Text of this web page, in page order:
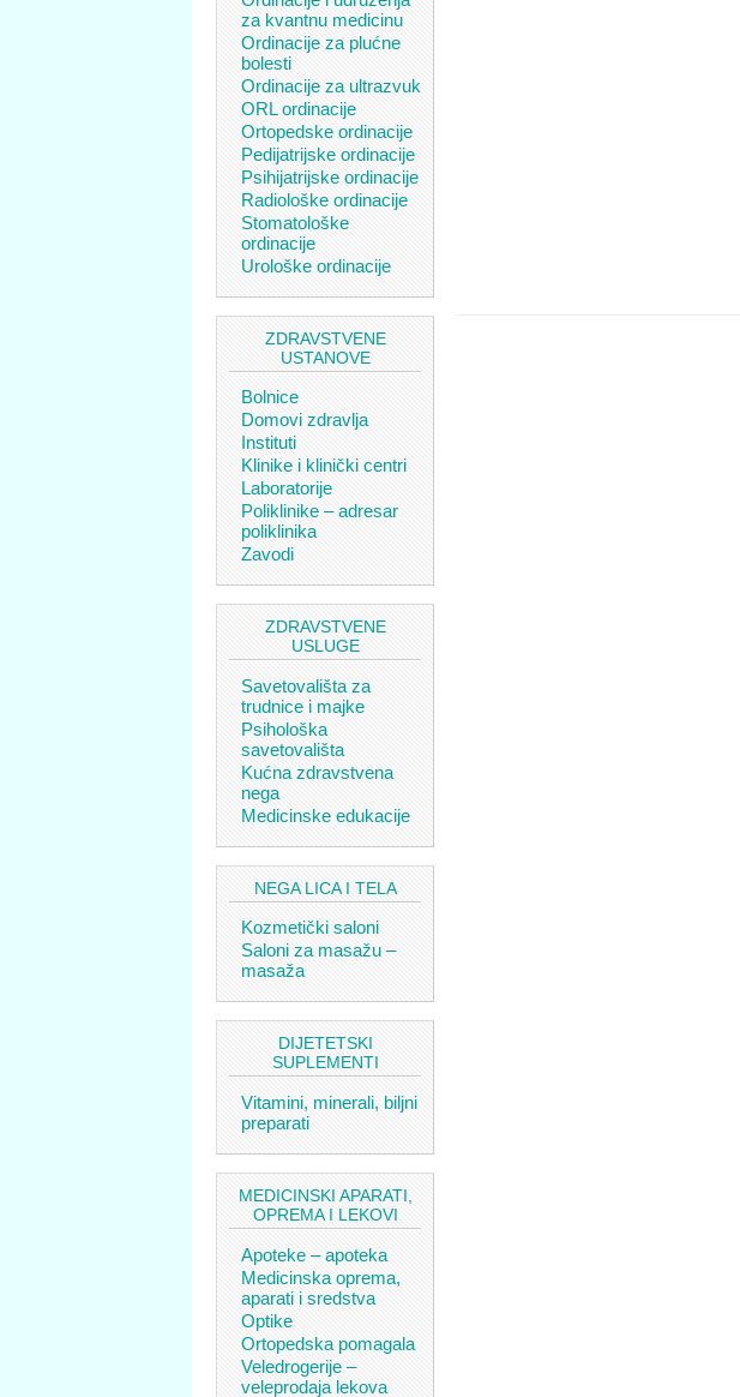
za kvantnu medicinu
Ordinacije za plućne
bolesti
Ordinacije za ultrazvuk
ORL ordinacije
Ortopedske ordinacije
Pedijatrijske ordinacije
Psihijatrijske ordinacije
Radiološke ordinacije
Stomatološke
ordinacije
Urološke ordinacije
ZDRAVSTVENE
USTANOVE
Bolnice
Domovi zdravlja
Instituti
Klinike i klinički centri
Laboratorije
Poliklinike – adresar
poliklinika
Zavodi
ZDRAVSTVENE
USLUGE
Savetovališta za
trudnice i majke
Psihološka
savetovališta
Kućna zdravstvena
nega
Medicinske edukacije
NEGA LICA I TELA
Kozmetički saloni
Saloni za masažu –
masaža
DIJETETSKI
SUPLEMENTI
Vitamini, minerali, biljni
preparati
MEDICINSKI APARATI,
OPREMA I LEKOVI
Apoteke – apoteka
Medicinska oprema,
aparati i sredstva
Optike
Ortopedska pomagala
Veledrogerije –
veleprodaja lekova